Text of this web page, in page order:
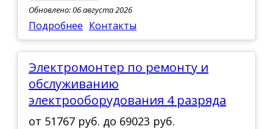
Обновлено: 06 августа 2026
Подробнее Контакты
Электромонтер по ремонту и
обслуживанию
электрооборудования 4 разряда
от 51767 руб. до 69023 руб.